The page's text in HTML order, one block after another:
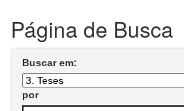
Página de Busca
Buscar em:
por